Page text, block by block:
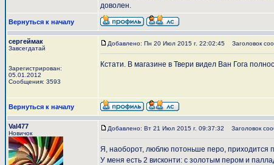
доволен.
Вернуться к началу
сергеймак
Завсегдатай
Зарегистрирован:
05.01.2012
Сообщения: 3593
Добавлено: Пн 20 Июл 2015 г. 22:02:45 Заголовок
Кстати. В магазине в Твери видел Ван Гога
Вернуться к началу
Val477
Новичок
Добавлено: Вт 21 Июл 2015 г. 09:37:32 Заголовок
Я, наоборот, люблю потоньше перо, приходится
У меня есть 2 висконти: с золотым пером и